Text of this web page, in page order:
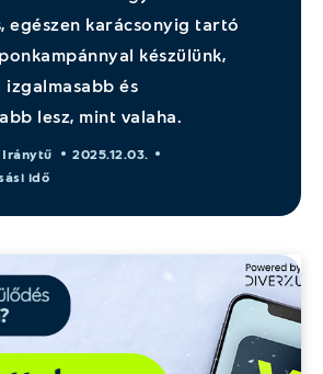
egészen karácsonyig tartó
készülünk,
izgalmasabb és
lesz, mint valaha.
Iránytű 2025.12.03.
idő